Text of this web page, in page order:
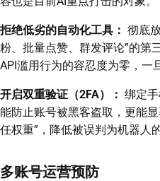
拒绝低劣的自动化工具： 彻底
粉、批量点赞、群发评论”的第
API滥用行为的容忍度为零，一
开启双重验证（2FA）： 绑定
能防止账号被黑客盗取，更能
任权重”，降低被误判为机器人
多账号运营预防